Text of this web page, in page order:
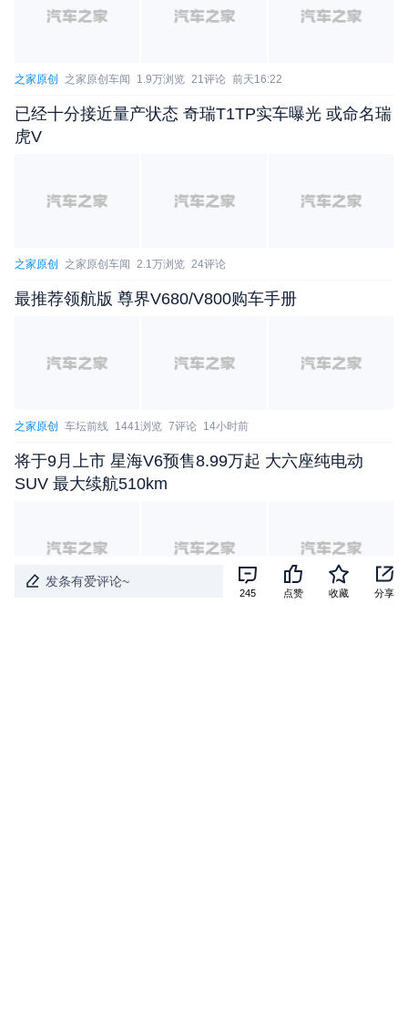
之家原创 之家原创车闻 1.9万浏览 21评论 前天16:22
已经十分接近量产状态 奇瑞T1TP实车曝光 或命名瑞
虎V
之家原创 之家原创车闻 2.1万浏览 24评论
最推荐领航版 尊界V680/V800购车手册
之家原创 车坛前线 1441浏览 7评论 14小时前
将于9月上市 星海V6预售8.99万起 大六座纯电动
SUV 最大续航510km
发条有爱评论~
245 点赞 收藏 分享